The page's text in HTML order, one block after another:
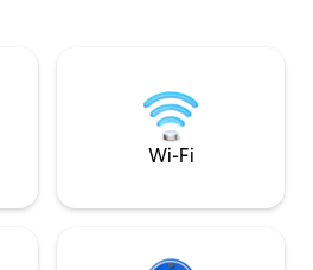
ゲーム、自転
して椅子、日
ーチ用品をご
んびり過ごせ
ジェアウトレット
14マイル - グラン
トアンドスパ * 16
ジェシーズレスト
Wi-Fi